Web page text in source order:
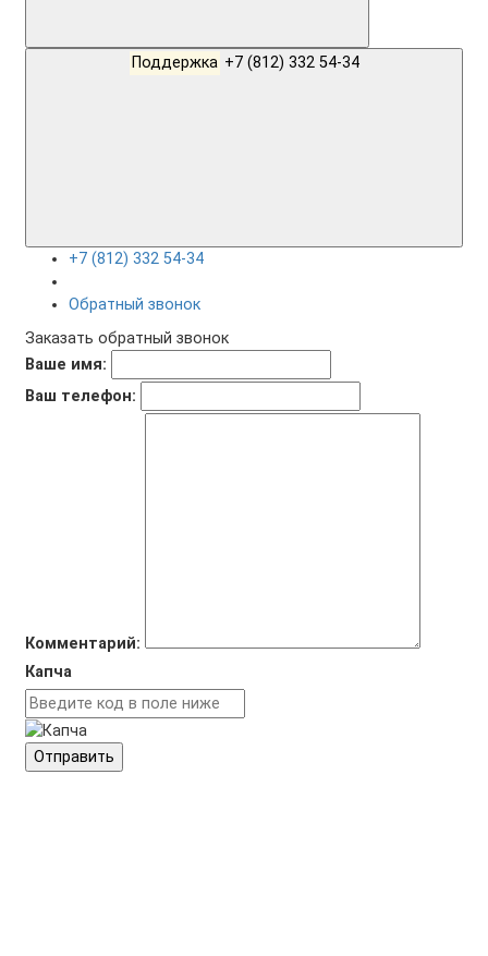
Поддержка +7 (812) 332 54-34
+7 (812) 332 54-34
Обратный звонок
Заказать обратный звонок
Ваше имя:
Ваш телефон:
Комментарий:
Капча
Отправить